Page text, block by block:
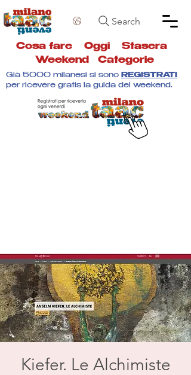
Search
Cosa fare Oggi Stasera
Weekend
Categorie
Già 5000 milanesi si sono REGISTRATI
per ricevere gratis la guida del weekend.
Kiefer. Le Alchimiste